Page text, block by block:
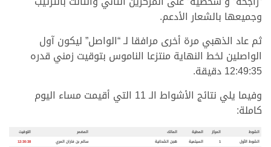
وجميعها بالشعار الأدعم.
ثم عاد الذهبي مرة أخرى مرافقا لـ “الواصل” ليكون آول
الواصلين لخط النهاية منتزعا الناموس بتوقيت زمني قدره
12:49:35 دقيقة.
وفيما يلي نتائج الأشواط الـ 11 التي أقيمت مساء اليوم
كاملة:
الشوط المركز المطية المالك المضمر
التوقيت
الشوط الأول
1 السيلمية هجن الشحانية سالم بن فاران المري
12:30:38